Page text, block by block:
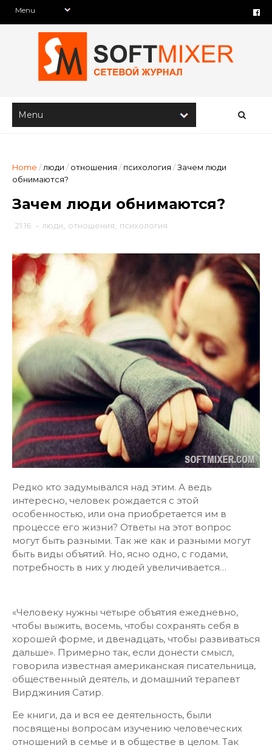
Home / люди / отношения / психология /Зачем люди
обнимаются?
Зачем люди обнимаются?
21:16 - люди отношения психология
Редко кто задумывался над этим. А ведь
интересно, человек рождается с этой
особенностью, или она приобретается им в
процессе его жизни? Ответы на этот вопрос
могут быть разными. Так же как и разными могут
быть виды объятий. Но, ясно одно, с годами,
потребность в них у людей увеличивается…
«Человеку нужны четыре объятия ежедневно,
чтобы выжить, восемь, чтобы сохранять себя в
хорошей форме, и двенадцать, чтобы развиваться
дальше». Примерно так, если донести смысл,
говорила известная американская писательница,
общественный деятель, и домашний терапевт
Вирджиния Сатир.
Ее книги, да и вся ее деятельность, были
посвящены вопросам изучению человеческих
отношений в семье и в обществе в целом. Так